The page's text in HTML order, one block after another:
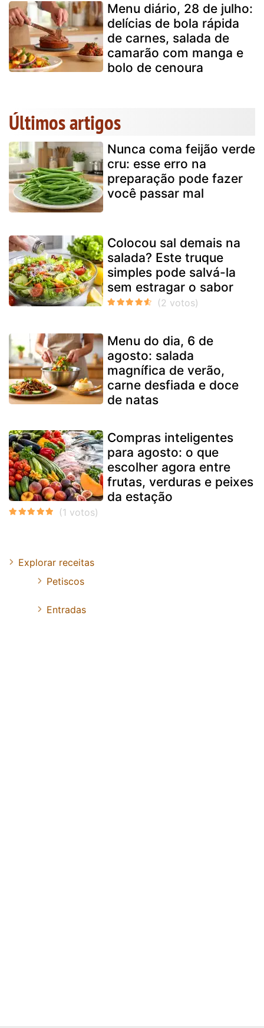
Menu diário, 28 de julho:
delícias de bola rápida
de carnes, salada de
camarão com manga e
bolo de cenoura
Últimos artigos
Nunca coma feijão verde
cru: esse erro na
preparação pode fazer
você passar mal
Colocou sal demais na
salada? Este truque
simples pode salvá-la
sem estragar o sabor
Menu do dia, 6 de
agosto: salada
magnífica de verão,
carne desfiada e doce
de natas
Compras inteligentes
para agosto: o que
escolher agora entre
frutas, verduras e peixes
da estação
Explorar receitas
Petiscos
Entradas